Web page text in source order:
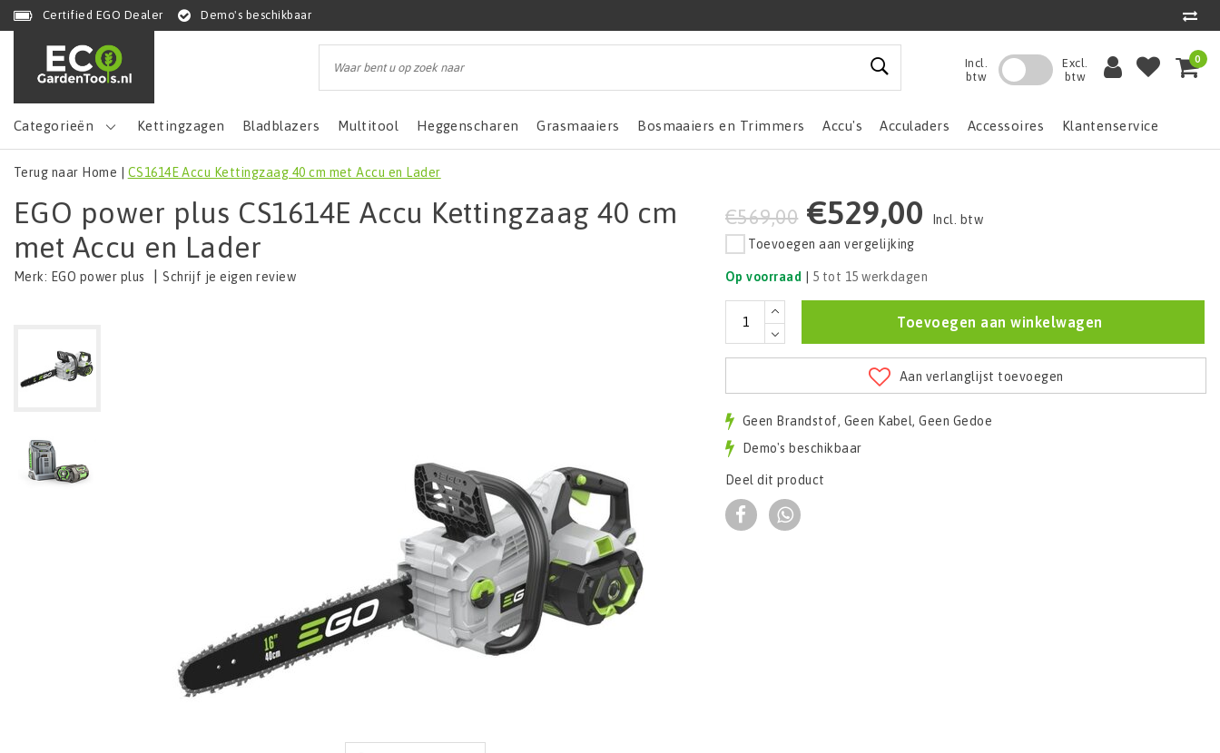
Certified EGO Dealer Demo's beschikbaar
Incl.
btw
Excl.
btw
0
Categorieën Kettingzagen Bladblazers Multitool Heggenscharen Grasmaaiers Bosmaaiers en Trimmers Accu's Acculaders Accessoires Klantenservice
Terug naar Home CS1614E Accu Kettingzaag 40 cm met Accu en Lader
EGO power plus CS1614E Accu Kettingzaag 40 cm
met Accu en Lader
Merk: EGO power plus |Schrijf je eigen review
€569,00 €529,00
Incl. btw
Toevoegen aan vergelijking
Op voorraad 5 tot 15 werkdagen
Toevoegen aan winkelwagen
Aan verlanglijst toevoegen
Geen Brandstof, Geen Kabel, Geen Gedoe
Demo's beschikbaar
Deel dit product